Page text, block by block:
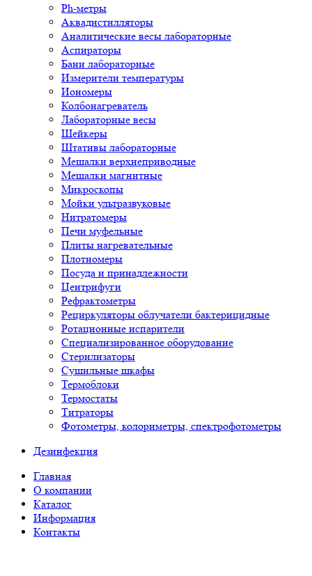
Ph-метры
Аквадистилляторы
Аналитические весы лабораторные
Аспираторы
Бани лабораторные
Измерители температуры
Иономеры
Колбонагреватель
Лабораторные весы
Шейкеры
Штативы лабораторные
Мешалки верхнеприводные
Мешалки магнитные
Микроскопы
Мойки ультразвуковые
Нитратомеры
Печи муфельные
Плиты нагревательные
Плотномеры
Посуда и принадлежности
Центрифуги
Рефрактометры
Рециркуляторы облучатели бактерицидные
Ротационные испарители
Специализированное оборудование
Стерилизаторы
Сушильные шкафы
Термоблоки
Термостаты
Титраторы
Фотометры, колориметры, спектрофотометры
Дезинфекция
Главная
О компании
Каталог
Информация
Контакты